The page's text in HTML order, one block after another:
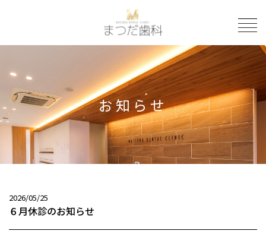
お知らせ
2026/05/25
６月休診のお知らせ